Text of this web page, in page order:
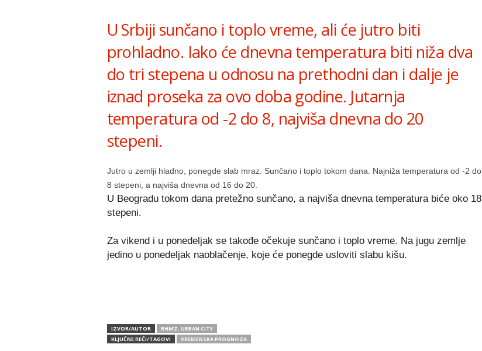
U Srbiji sunčano i toplo vreme, ali će jutro biti
prohladno. Iako će dnevna temperatura biti niža dva
do tri stepena u odnosu na prethodni dan i dalje je
iznad proseka za ovo doba godine. Jutarnja
temperatura od -2 do 8, najviša dnevna do 20
stepeni.
Jutro u zemlji hladno, ponegde slab mraz. Sunčano i toplo tokom dana. Najniža temperatura od -2 do
8 stepeni, a najviša dnevna od 16 do 20.
U Beogradu tokom dana pretežno sunčano, a najviša dnevna temperatura biće oko 18
stepeni.
Za vikend i u ponedeljak se takođe očekuje sunčano i toplo vreme. Na jugu zemlje
jedino u ponedeljak naoblačenje, koje će ponegde usloviti slabu kišu.
IZVOR/AUTOR
RHMZ, URBAN CITY
KLJUČNE REČI/TAGOVI
VREMENSKA PROGNOZA